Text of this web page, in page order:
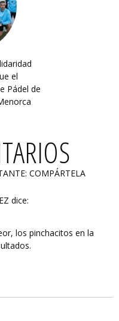
el
Pádel de
COMPÁRTELA
dice:
los pinchacitos en la